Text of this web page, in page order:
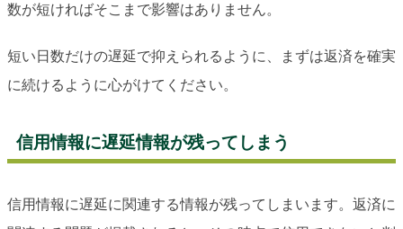
数が短ければそこまで影響はありません。
短い日数だけの遅延で抑えられるように、まずは返済を確実
に続けるように心がけてください。
信用情報に遅延情報が残ってしまう
信用情報に遅延に関連する情報が残ってしまいます。返済に